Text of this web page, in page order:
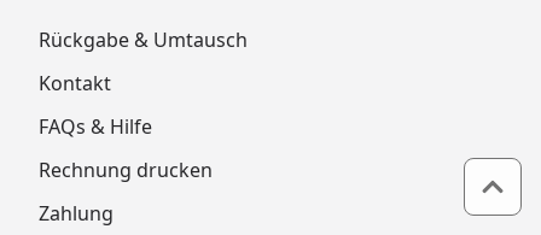
Rückgabe & Umtausch
Kontakt
FAQs & Hilfe
Rechnung drucken
Zahlung